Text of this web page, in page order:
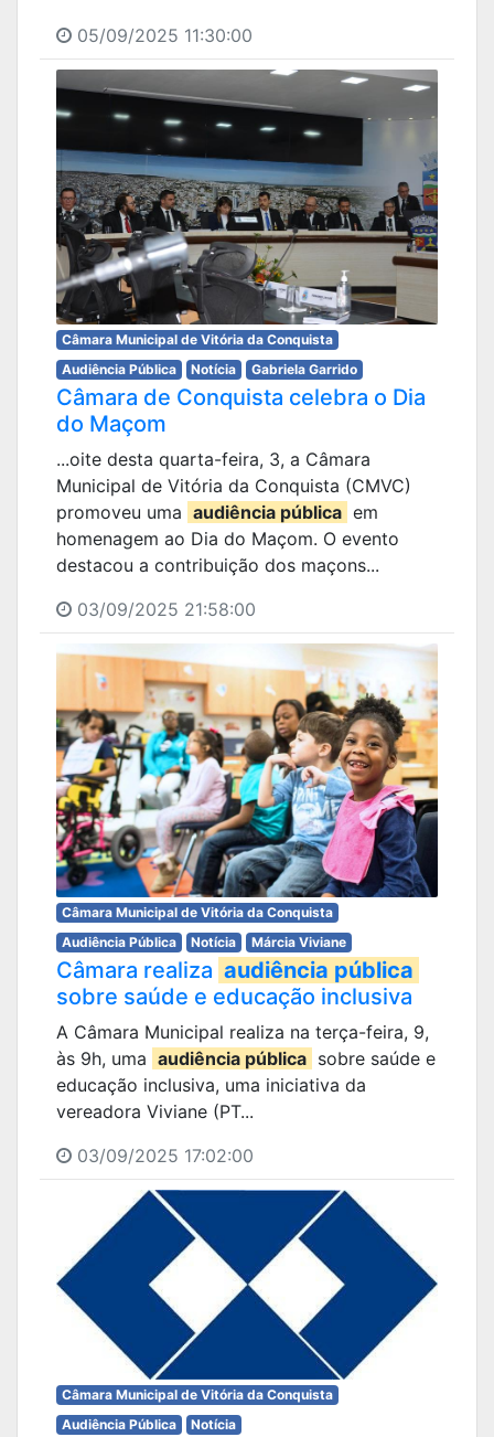
05/09/2025 11:30:00
Câmara Municipal de Vitória da Conquista
Audiência Pública
Notícia Gabriela Garrido
Câmara de Conquista celebra o Dia
do Maçom
...oite desta quarta-feira, 3, a Câmara
Municipal de Vitória da Conquista (CMVC)
promoveu uma audiência pública em
homenagem ao Dia do Maçom. O evento
destacou a contribuição dos maçons...
03/09/2025 21:58:00
Câmara Municipal de Vitória da Conquista
Audiência Pública
Notícia Márcia Viviane
Câmara realiza audiência pública
sobre saúde e educação inclusiva
A Câmara Municipal realiza na terça-feira, 9,
às 9h, uma audiência pública sobre saúde e
educação inclusiva, uma iniciativa da
vereadora Viviane (PT...
03/09/2025 17:02:00
Câmara Municipal de Vitória da Conquista
Audiência Pública
Notícia